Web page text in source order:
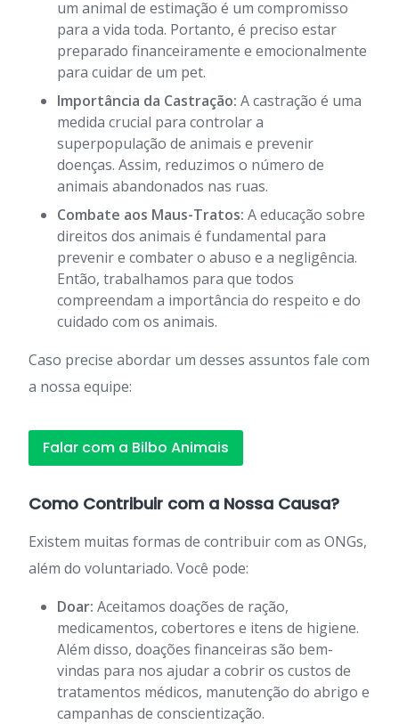
um animal de estimação é um compromisso
para a vida toda. Portanto, é preciso estar
preparado financeiramente e emocionalmente
para cuidar de um pet.
Importância da Castração: A castração é uma
medida crucial para controlar a
superpopulação de animais e prevenir
doenças. Assim, reduzimos o número de
animais abandonados nas ruas.
Combate aos Maus-Tratos: A educação sobre
direitos dos animais é fundamental para
prevenir e combater o abuso e a negligência.
Então, trabalhamos para que todos
compreendam a importância do respeito e do
cuidado com os animais.
Caso precise abordar um desses assuntos fale com
a nossa equipe:
Falar com a Bilbo Animais
Como Contribuir com a Nossa Causa?
Existem muitas formas de contribuir com as ONGs,
além do voluntariado. Você pode:
Doar: Aceitamos doações de ração,
medicamentos, cobertores e itens de higiene.
Além disso, doações financeiras são bem-
vindas para nos ajudar a cobrir os custos de
tratamentos médicos, manutenção do abrigo e
campanhas de conscientização.